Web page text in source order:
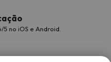
no iOS e Android.